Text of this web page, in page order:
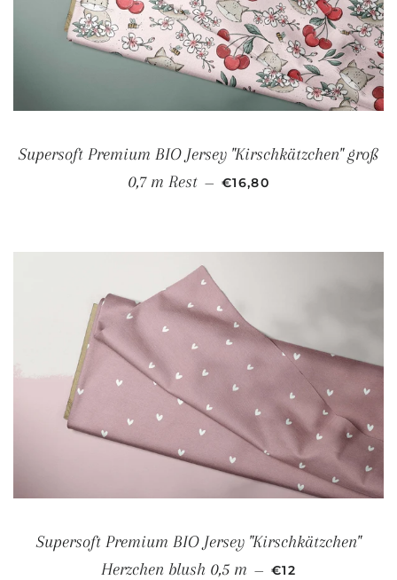
Supersoft Premium BIO Jersey "Kirschkätzchen" groß
0,7 m Rest — NORMALER PREIS
€16,80
Supersoft Premium BIO Jersey "Kirschkätzchen"
Herzchen blush 0,5 m — NORMALER
€12